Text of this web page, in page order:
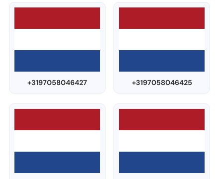
+3197058046427 +3197058046425